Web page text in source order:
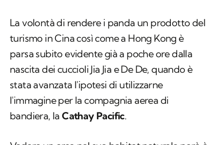
La volontà di rendere i panda un prodotto del
turismo in Cina così come a Hong Kong è
parsa subito evidente già a poche ore dalla
nascita dei cuccioli Jia Jia e De De, quando è
stata avanzata l'ipotesi di utilizzarne
l'immagine per la compagnia aerea di
bandiera, laCathay Pacific.